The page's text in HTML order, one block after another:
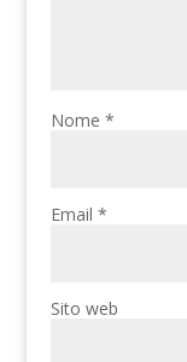
Nome*
Email*
Sito web